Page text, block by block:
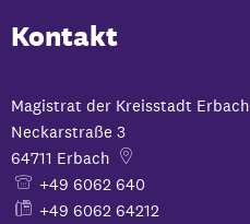
Kontakt
Magistrat der Kreisstadt Erbach
Neckarstraße 3
64711 Erbach
+49 6062 640
+49 6062 64212